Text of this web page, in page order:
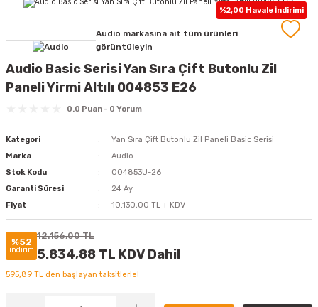
%2,00 Havale İndirimi
Audio markasına ait tüm ürünleri
görüntüleyin
Audio Basic Serisi Yan Sıra Çift Butonlu Zil
Paneli Yirmi Altılı 004853 E26
0.0 Puan - 0 Yorum
Kategori
Yan Sıra Çift Butonlu Zil Paneli Basic Serisi
Marka
Audio
Stok Kodu
004853U-26
Garanti Süresi
24 Ay
Fiyat
10.130,00 TL + KDV
%52
indirim
12.156,00 TL
5.834,88 TL KDV Dahil
595,89 TL den başlayan taksitlerle!